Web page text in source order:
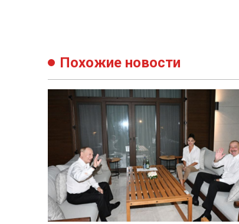
Похожие новости